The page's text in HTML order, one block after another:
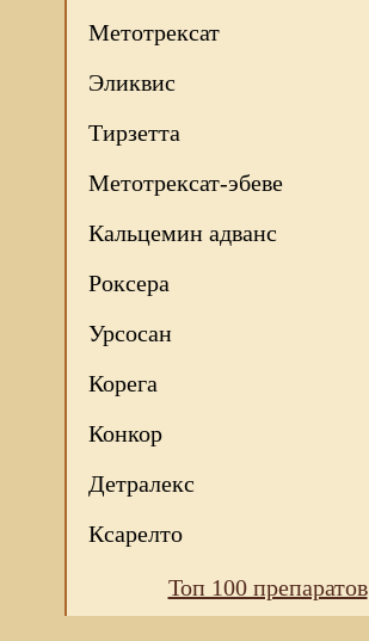
Метотрексат
Эликвис
Тирзетта
Метотрексат-эбеве
Кальцемин адванс
Роксера
Урсосан
Корега
Конкор
Детралекс
Ксарелто
Топ 100 препаратов